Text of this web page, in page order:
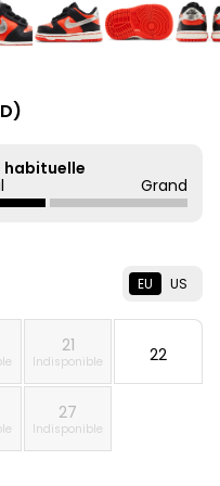
habituelle
Grand
EU US
21
Indisponible 22
27
Indisponible